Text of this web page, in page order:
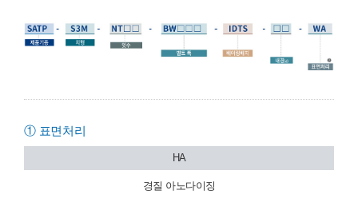
① 표면처리
HA
경질 아노다이징